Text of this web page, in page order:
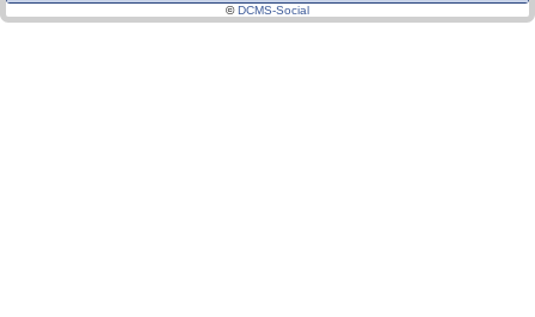
©DCMS-Social